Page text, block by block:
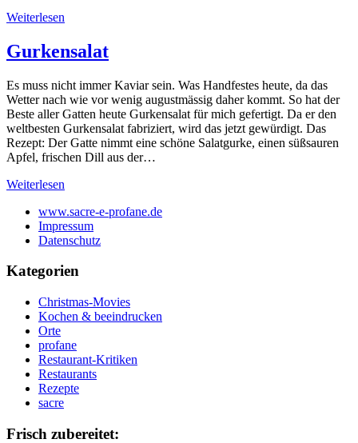
Weiterlesen
Gurkensalat
Es muss nicht immer Kaviar sein. Was Handfestes heute, da das
Wetter nach wie vor wenig augustmässig daher kommt. So hat der
Beste aller Gatten heute Gurkensalat für mich gefertigt. Da er den
weltbesten Gurkensalat fabriziert, wird das jetzt gewürdigt. Das
Rezept: Der Gatte nimmt eine schöne Salatgurke, einen süßsauren
Apfel, frischen Dill aus der…
Weiterlesen
www.sacre-e-profane.de
Impressum
Datenschutz
Kategorien
Christmas-Movies
Kochen & beeindrucken
Orte
profane
Restaurant-Kritiken
Restaurants
Rezepte
sacre
Frisch zubereitet: